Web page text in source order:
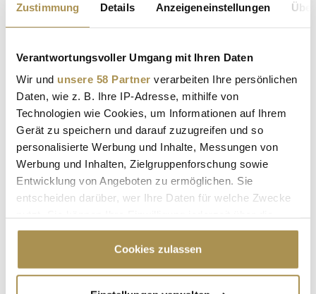
Zustimmung Details Anzeigeneinstellungen
Verantwortungsvoller Umgang mit Ihren Daten
Wir und unsere 58 Partner verarbeiten Ihre persönlichen
Daten, wie z. B. Ihre IP-Adresse, mithilfe von
Technologien wie Cookies, um Informationen auf Ihrem
Gerät zu speichern und darauf zuzugreifen und so
personalisierte Werbung und Inhalte, Messungen von
Werbung und Inhalten, Zielgruppenforschung sowie
Entwicklung von Angeboten zu ermöglichen. Sie
entscheiden darüber, wer Ihre Daten für welche Zwecke
Cookie-Erklärung oder durch Klicken auf das Privacy
Trigger Symbol ändern oder widerrufen
Cookies zulassen